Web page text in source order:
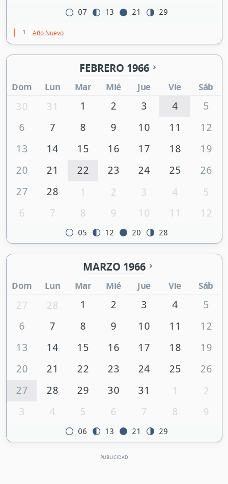
07 13 21 29
1 Año Nuevo
FEBRERO 1966
Dom Lun Mar Mié Jue Vie Sáb
30 31 1 2 3 4
5
6
7 8 9 10 11
12
13
14 15 16 17 18
19
20
21 22 23 24 25
26
27
28 1 2 3 4
5
6
7 8 9 10 11 12
05 12 20 28
MARZO 1966
Dom Lun Mar Mié Jue Vie Sáb
27 28 1 2 3 4
5
6
7 8 9 10 11
12
13
14 15 16 17 18
19
20
21 22 23 24 25
26
27
28 29 30 31 1
2
3
4 5 6 7 8 9
06 13 21 29